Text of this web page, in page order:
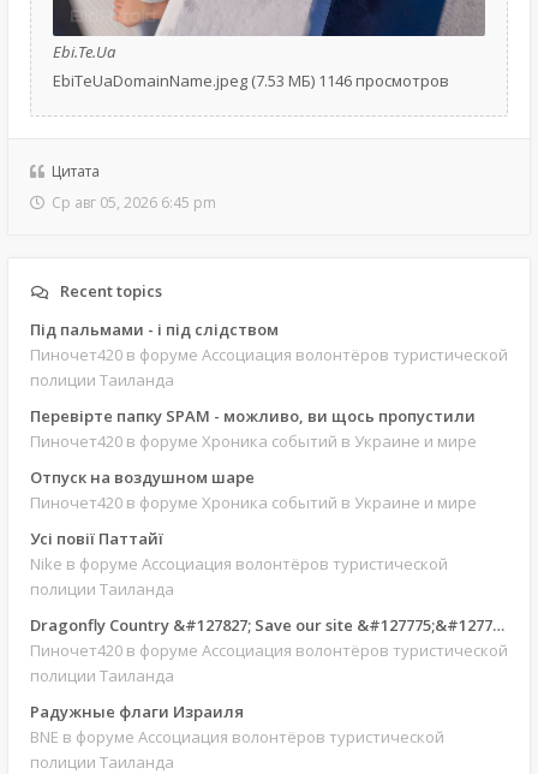
Ebi.Te.Ua
EbiTeUaDomainName.jpeg (7.53 МБ) 1146 просмотров
Цитата
Ср авг 05, 2026 6:45 pm
Recent topics
Під пальмами - і під слідством
Пиночет420 в форуме Ассоциация волонтёров туристической
полиции Таиланда
Перевірте папку SPAM - можливо, ви щось пропустили
Пиночет420 в форуме Хроника событий в Украине и мире
Отпуск на воздушном шаре
Пиночет420 в форуме Хроника событий в Украине и мире
Усі повії Паттайї
Nike в форуме Ассоциация волонтёров туристической
полиции Таиланда
Dragonfly Country &#127827; Save our site &#127775;&#127769;
Пиночет420 в форуме Ассоциация волонтёров туристической
полиции Таиланда
Радужные флаги Израиля
BNE в форуме Ассоциация волонтёров туристической
полиции Таиланда